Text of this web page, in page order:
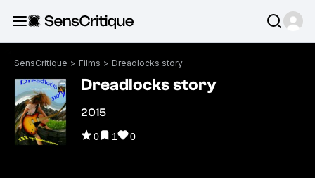
SensCritique > Films > Dreadlocks story
Dreadlocks story
2015
0 1 0